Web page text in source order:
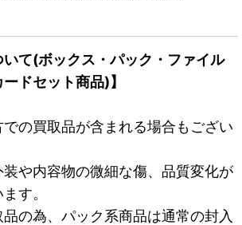
いて(ボックス・パック・ファイル
ドセット商品)】
の買取品が含まれる場合もござい
や内容物の微細な傷、品質変化が
す。
の為、パック系商品は通常の封入